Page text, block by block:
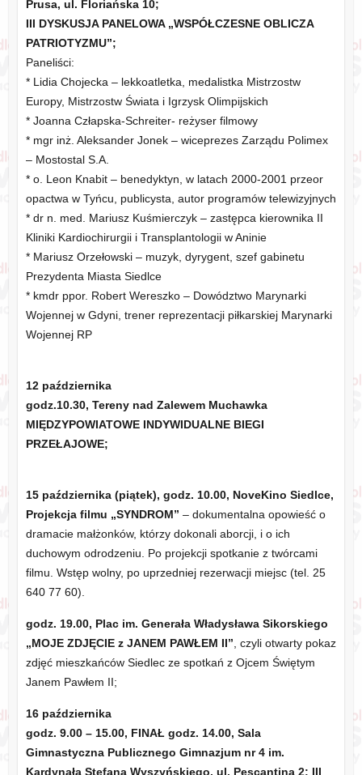
Prusa, ul. Floriańska 10;
III DYSKUSJA PANELOWA „WSPÓŁCZESNE OBLICZA
PATRIOTYZMU”;
Paneliści:
* Lidia Chojecka – lekkoatletka, medalistka Mistrzostw
Europy, Mistrzostw Świata i Igrzysk Olimpijskich
* Joanna Człapska-Schreiter- reżyser filmowy
* mgr inż. Aleksander Jonek – wiceprezes Zarządu Polimex
– Mostostal S.A.
* o. Leon Knabit – benedyktyn, w latach 2000-2001 przeor
opactwa w Tyńcu, publicysta, autor programów telewizyjnych
* dr n. med. Mariusz Kuśmierczyk – zastępca kierownika II
Kliniki Kardiochirurgii i Transplantologii w Aninie
* Mariusz Orzełowski – muzyk, dyrygent, szef gabinetu
Prezydenta Miasta Siedlce
* kmdr ppor. Robert Wereszko – Dowództwo Marynarki
Wojennej w Gdyni, trener reprezentacji piłkarskiej Marynarki
Wojennej RP
12 października
godz.10.30, Tereny nad Zalewem Muchawka
MIĘDZYPOWIATOWE INDYWIDUALNE BIEGI
PRZEŁAJOWE;
15 października (piątek), godz. 10.00, NoveKino Siedlce,
Projekcja filmu „SYNDROM” – dokumentalna opowieść o
dramacie małżonków, którzy dokonali aborcji, i o ich
duchowym odrodzeniu. Po projekcji spotkanie z twórcami
filmu. Wstęp wolny, po uprzedniej rezerwacji miejsc (tel. 25
640 77 60).
godz. 19.00, Plac im. Generała Władysława Sikorskiego
„MOJE ZDJĘCIE z JANEM PAWŁEM II”, czyli otwarty pokaz
zdjęć mieszkańców Siedlec ze spotkań z Ojcem Świętym
Janem Pawłem II;
16 października
godz. 9.00 – 15.00, FINAŁ godz. 14.00, Sala
Gimnastyczna Publicznego Gimnazjum nr 4 im.
Kardynała Stefana Wyszyńskiego, ul. Pescantina 2; III